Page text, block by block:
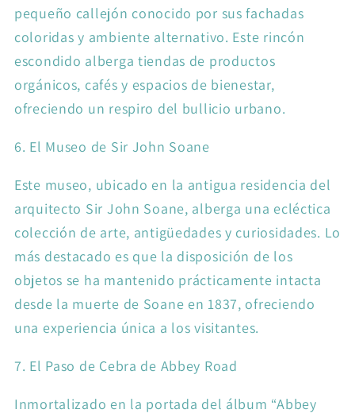
pequeño callejón conocido por sus fachadas
coloridas y ambiente alternativo. Este rincón
escondido alberga tiendas de productos
orgánicos, cafés y espacios de bienestar,
ofreciendo un respiro del bullicio urbano.
6. El Museo de Sir John Soane
Este museo, ubicado en la antigua residencia del
arquitecto Sir John Soane, alberga una ecléctica
colección de arte, antigüedades y curiosidades. Lo
más destacado es que la disposición de los
objetos se ha mantenido prácticamente intacta
desde la muerte de Soane en 1837, ofreciendo
una experiencia única a los visitantes.
7. El Paso de Cebra de Abbey Road
Inmortalizado en la portada del álbum “Abbey